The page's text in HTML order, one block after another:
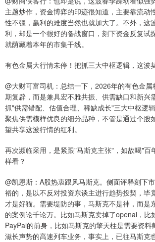
主题炒作，资金博弈的印迹很知道，主要靠流动
性不彊，赢利的难度当然也就加大了。不外，这
利，却是一个很好的备战窗口，刻下资金反复试
就荫藏着本年的市集干线。
有色金属大行情未停！把抓三大中枢逻辑，这波
@大财可富司机：总结一下，2026年的有色金
期复辟，而是兼具宏不雅共振、供需缺口和新兴
抓"供需错配、估值合理、稀缺成长"三大中枢逻
聚焦供需模样优良的细分品种，不管是通过个股
望共享这波行情的红利。
再次濒临采用，是紧跟"马斯克主张"，如故喝"百
样看？
@凯恩斯：A股热衷跟风马斯克。侧面评释刻下
裕的，是以不反对投资东谈主进行趋势投契，毕
才是好猫。需要堤防的事，马斯克不是神，而是
的案例论千论万。比如马斯克卖掉了openai，比
PayPal的前身，比如马斯克的擎天柱是需要资料
滋长声势的高速列车业务，事实上，已往马斯克